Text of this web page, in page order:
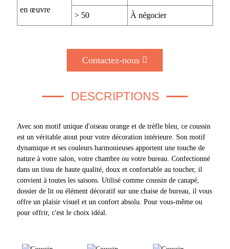
en œuvre
> 50 À négocier
Contactez-nous
DESCRIPTIONS
Avec son motif unique d'oiseau orange et de trèfle bleu, ce coussin
est un véritable atout pour votre décoration intérieure. Son motif
dynamique et ses couleurs harmonieuses apportent une touche de
nature à votre salon, votre chambre ou votre bureau. Confectionné
dans un tissu de haute qualité, doux et confortable au toucher, il
convient à toutes les saisons. Utilisé comme coussin de canapé,
dossier de lit ou élément décoratif sur une chaise de bureau, il vous
offre un plaisir visuel et un confort absolu. Pour vous-même ou
pour offrir, c'est le choix idéal.